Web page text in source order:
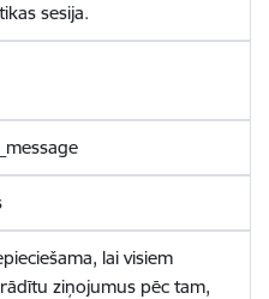
sesija.
lai visiem
ziņojumus pēc tam,